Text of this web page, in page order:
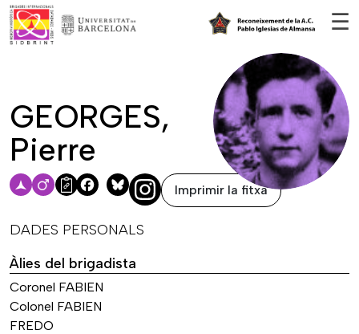
☰
GEORGES,
Pierre
Facebook
Bluesky Imprimir la fitxa
DADES PERSONALS
Àlies del brigadista
Coronel FABIEN
Colonel FABIEN
FREDO